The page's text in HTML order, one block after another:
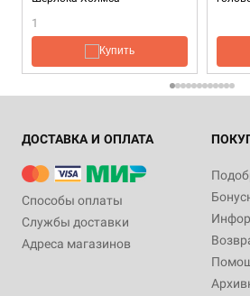
1
Купить
ДОСТАВКА И ОПЛАТА
Способы оплаты
Службы доставки
Адреса магазинов